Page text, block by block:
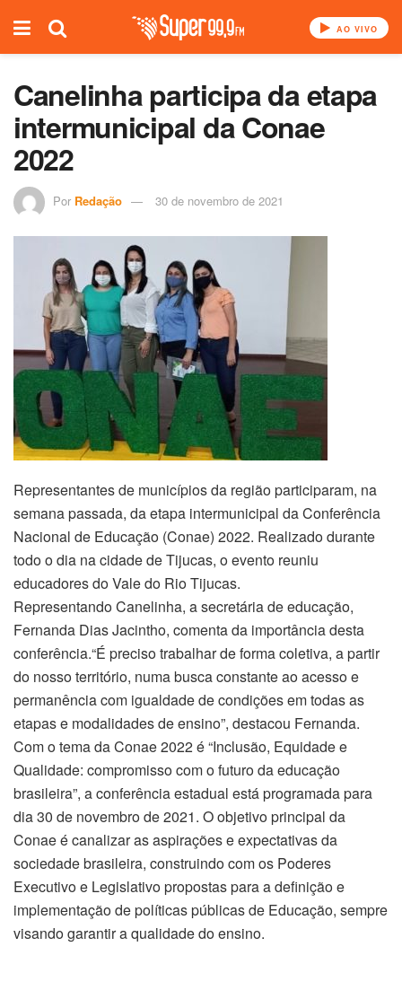
AO VIVO
Canelinha participa da etapa
intermunicipal da Conae
2022
Por Redação 30 de novembro de 2021
Representantes de municípios da região participaram, na
semana passada, da etapa intermunicipal da Conferência
Nacional de Educação (Conae) 2022. Realizado durante
todo o dia na cidade de Tijucas, o evento reuniu
educadores do Vale do Rio Tijucas.
Representando Canelinha, a secretária de educação,
Fernanda Dias Jacintho, comenta da importância desta
conferência.“É preciso trabalhar de forma coletiva, a partir
do nosso território, numa busca constante ao acesso e
permanência com igualdade de condições em todas as
etapas e modalidades de ensino”, destacou Fernanda.
Com o tema da Conae 2022 é “Inclusão, Equidade e
Qualidade: compromisso com o futuro da educação
brasileira”, a conferência estadual está programada para
dia 30 de novembro de 2021. O objetivo principal da
Conae é canalizar as aspirações e expectativas da
sociedade brasileira, construindo com os Poderes
Executivo e Legislativo propostas para a definição e
implementação de políticas públicas de Educação, sempre
visando garantir a qualidade do ensino.